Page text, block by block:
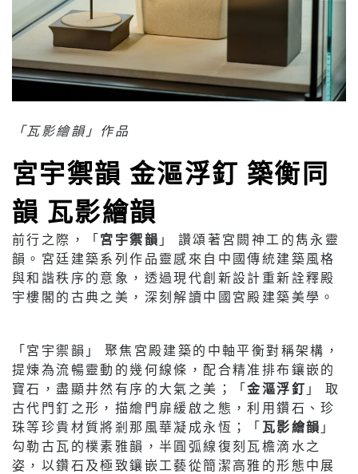
「瓦影繪韻」作品
宮宇禦韻 金漚浮釘 築衡同
韻 瓦影繪韻
前行之際，「 宮宇禦韻 」 讚頌著宮闕神工的雋永靈
韻。宮廷建築系列作品靈感來自中國傳統建築風格
與和諧秩序的意象，透過現代創新設計重新詮釋殿
宇樓閣的古典之美，深刻解讀中國宮殿建築美學。
「宮宇禦韻」 聚焦宮殿建築的中軸平衡對稱架構，
提煉為流暢靈動的幾何線條，配合精准排布鑲嵌的
寶石，盡顯井然有序的大氣之美；「金漚浮釘 」 取
古代門釘之形，描繪門扉緩啟之態，利用鑽石、珍
珠等珍貴材質將剎那風華凝成永恆；「 瓦影繪韻 」
勾勒古瓦的樸素雅韻，半圓弧線復刻瓦檐滴水之
姿，以鑽石及極致鑲嵌工藝從簡潔高雅的形態中展